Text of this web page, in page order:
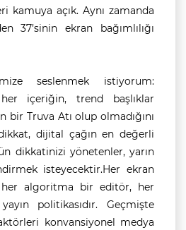
kamuya açık. Aynı zamanda
37’sinin ekran bağımlılığı
seslenmek istiyorum:
her içeriğin, trend başlıklar
bir Truva Atı olup olmadığını
dijital çağın en değerli
dikkatinizi yönetenler, yarın
isteyecektir.Her ekran
her algoritma bir editör, her
politikasıdır. Geçmişte
konvansiyonel medya